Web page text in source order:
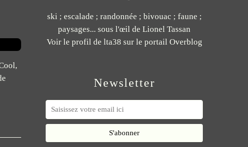
Newsletter
ski ; escalade ; randonnée ; bivouac ; faune ;
paysages... sous l'œil de Lionel Tassan
Voir le profil de lta38 sur le portail Overblog